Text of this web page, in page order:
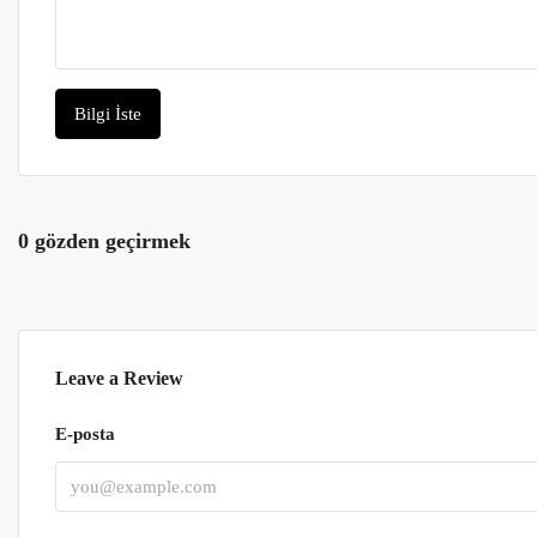
Bilgi İste
0 gözden geçirmek
Leave a Review
E-posta